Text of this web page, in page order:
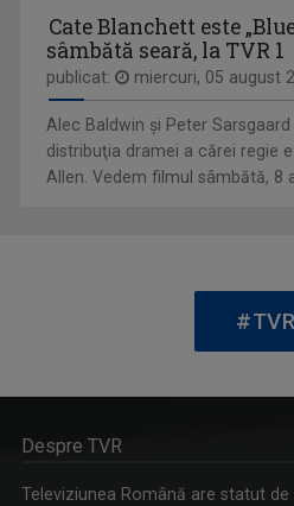
Cate Blanchett este
sâmbătă seară, la TVR 1
publicat: miercuri, 05 august
Alec Baldwin şi Peter
distribuţia dramei a cărei regie
Allen. Vedem filmul sâmbătă, 8
Despre TVR
Televiziunea Română are statut